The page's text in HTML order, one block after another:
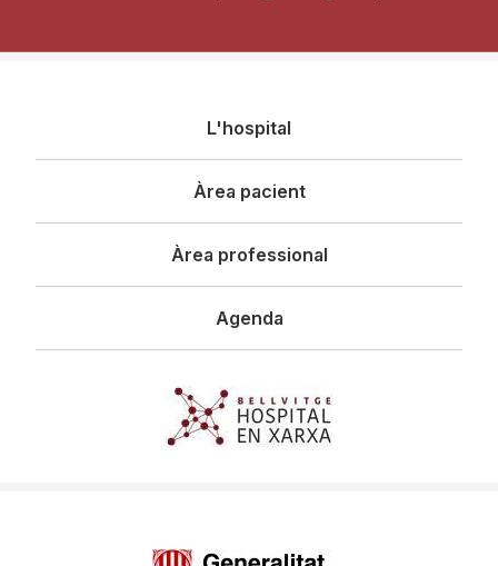
principal
L'hospital
Àrea pacient
Àrea professional
Agenda